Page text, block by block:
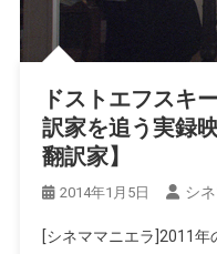
ドストエフスキ
訳家を追う実録
翻訳家】
2014年1月5日 シ
[シネママニエラ]2011